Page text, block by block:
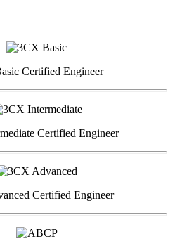
Certified Engineer
Certified Engineer
Certified Engineer